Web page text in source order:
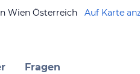
Wien Österreich Auf Karte
Fragen